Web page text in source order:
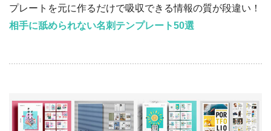
プレートを元に作るだけで吸収できる情報の質が段違い！
相手に舐められない名刺テンプレート50選